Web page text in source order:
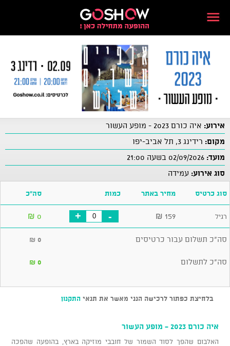
אירוע: איה כורם 2023 - מופע העשור
מקום: רידינג 3, תל אביב-יפו
מועד:
סוג אירוע: עמידה
סוג כרטיס מחיר באתר כמות סה"כ
רגיל 159
₪
+ -
0
₪
סה"כ תשלום עבור כרטיסים 0
₪
סה"כ לתשלום 0
₪
בלחיצת כפתור לרכישה הנני מאשר את תנאיהתקנון
איה כורם 2023 - מופע העשור
האלבום שהפך לסוד השמור של חובבי מוזיקה בארץ, בהופעה שהפכה